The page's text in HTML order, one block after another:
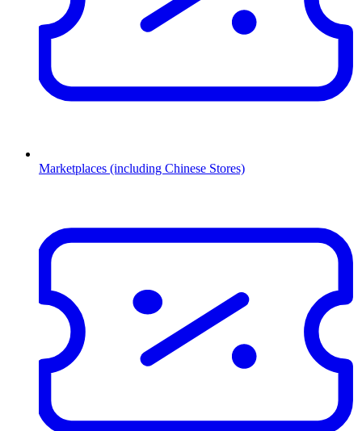
Marketplaces (including Chinese Stores)